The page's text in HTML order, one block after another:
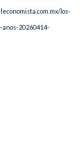
los-
20260414-